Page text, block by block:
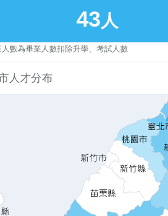
43人
數為畢業人數扣除升學、考試人數
人才分布